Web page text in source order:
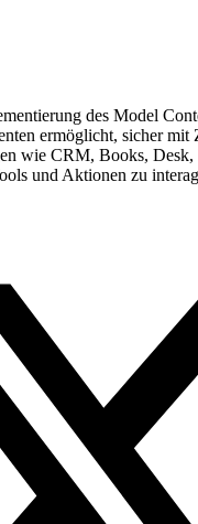
des Model
ermöglicht, sicher mit
wie CRM, Books, Desk,
und Aktionen zu